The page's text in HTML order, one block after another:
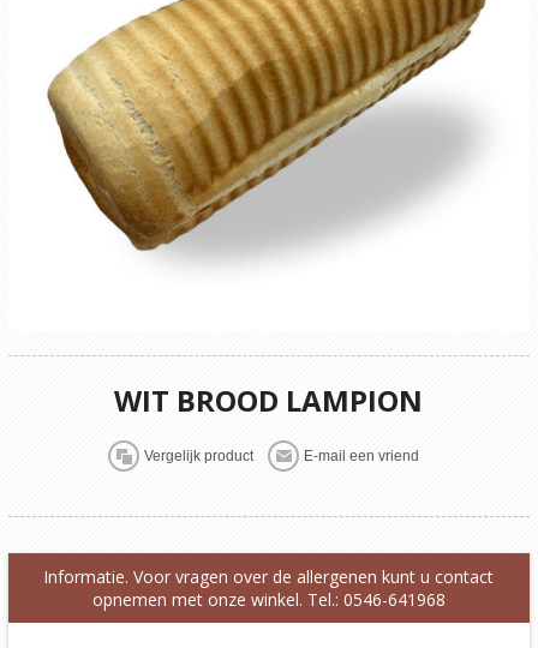
WIT BROOD LAMPION
Informatie. Voor vragen over de allergenen kunt u contact
opnemen met onze winkel. Tel.: 0546-641968